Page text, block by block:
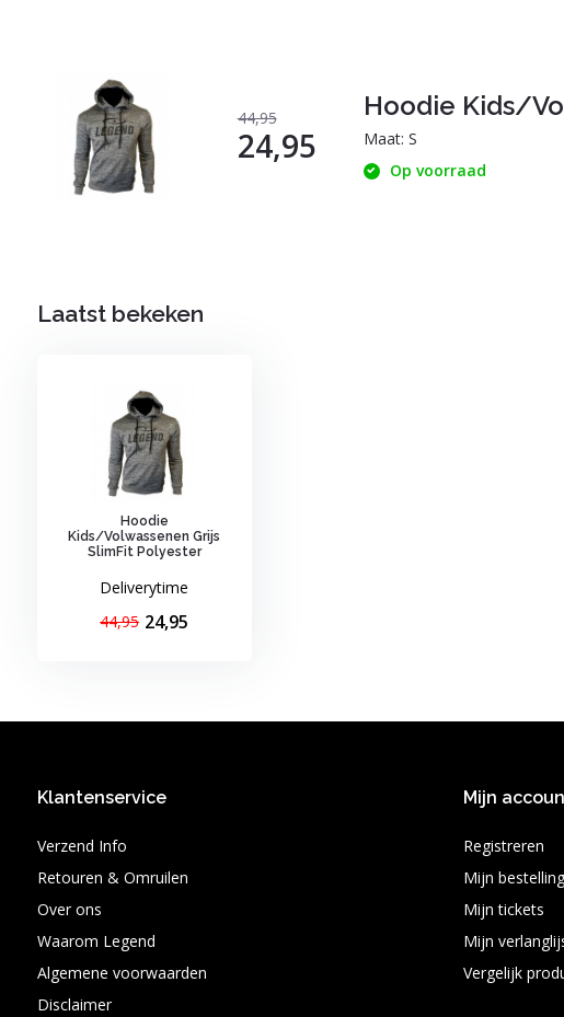
44,95
24,95
Hoodie Kids/
Maat: S
Op voorraad
Laatst bekeken
Hoodie
Kids/Volwassenen Grijs
SlimFit Polyester
Deliverytime
44,95 24,95
Klantenservice
Verzend Info
Retouren & Omruilen
Over ons
Waarom Legend
Algemene voorwaarden
Disclaimer
Mijn
Registreren
Mijn
Mijn tickets
Mijn
Vergelijk